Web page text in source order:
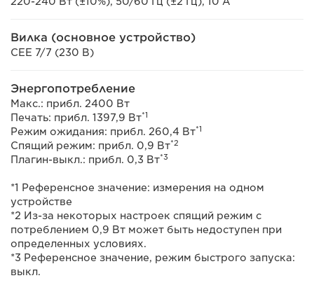
Вилка (основное устройство)
CEE 7/7 (230 В)
Энергопотребление
Макс.: прибл. 2400 Вт
Печать: прибл. 1397,9 Вт*1
Режим ожидания: прибл. 260,4 Вт*1
Спящий режим: прибл. 0,9 Вт*2
Плагин-выкл.: прибл. 0,3 Вт*3
*1 Референсное значение: измерения на одном
устройстве
*2 Из-за некоторых настроек спящий режим с
потреблением 0,9 Вт может быть недоступен при
определенных условиях.
*3 Референсное значение, режим быстрого запуска:
выкл.